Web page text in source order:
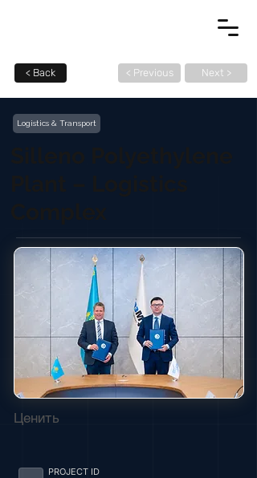
< Back < Previous Next >
Logistics & Transport
Ценить
PROJECT ID